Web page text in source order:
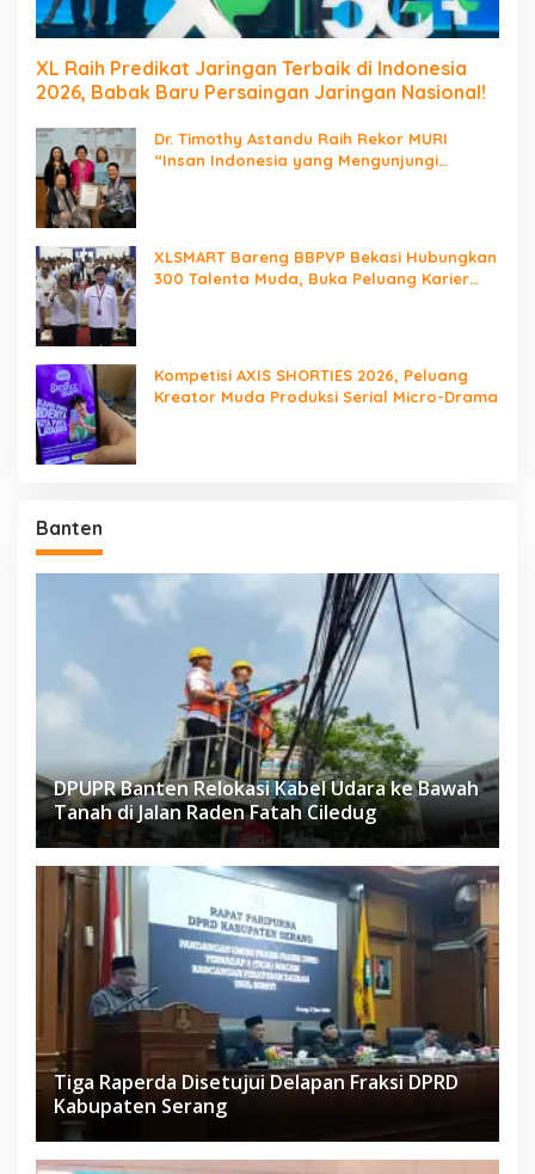
XL Raih Predikat Jaringan Terbaik di Indonesia
2026, Babak Baru Persaingan Jaringan Nasional!
Dr. Timothy Astandu Raih Rekor MURI
“Insan Indonesia yang Mengunjungi
XLSMART Bareng BBPVP Bekasi Hubungkan
300 Talenta Muda, Buka Peluang Karier
Kompetisi AXIS SHORTIES 2026, Peluang
Kreator Muda Produksi Serial Micro-Drama
Banten
DPUPR Banten Relokasi Kabel Udara ke Bawah
Tanah di Jalan Raden Fatah Ciledug
Tiga Raperda Disetujui Delapan Fraksi DPRD
Kabupaten Serang